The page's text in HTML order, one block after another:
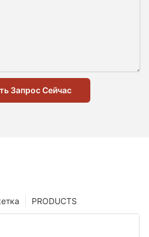
Запрос Сейчас
PRODUCTS